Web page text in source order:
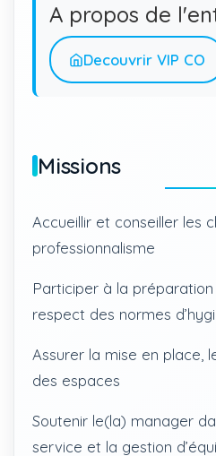
A propos de
Decouvrir VIP CO
Missions
Accueillir et conseiller les
professionnalisme
Participer à la
respect des normes
Assurer la mise en place,
des espaces
Soutenir le(la) manager
service et la gestion